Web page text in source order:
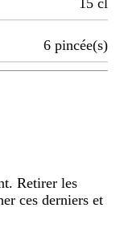
15 cl
6 pincée(s)
Retirer les
ces derniers et